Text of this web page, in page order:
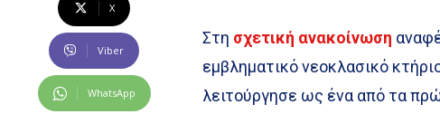
X
Viber
WhatsApp
Στη σχετική ανακοίνωση
εμβληματικό νεοκλασικό
λειτούργησε ως ένα από τα